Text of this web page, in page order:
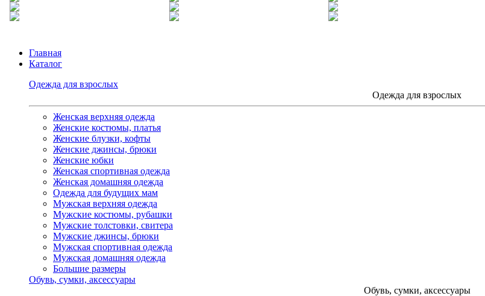
Главная
Каталог
Одежда для взрослых
Одежда для взрослых
Женская верхняя одежда
Женские костюмы, платья
Женские блузки, кофты
Женские джинсы, брюки
Женские юбки
Женская спортивная одежда
Женская домашняя одежда
Одежда для будущих мам
Мужская верхняя одежда
Мужские костюмы, рубашки
Мужские толстовки, свитера
Мужские джинсы, брюки
Мужская спортивная одежда
Мужская домашняя одежда
Большие размеры
Обувь, сумки, аксессуары
Обувь, сумки, аксессуары